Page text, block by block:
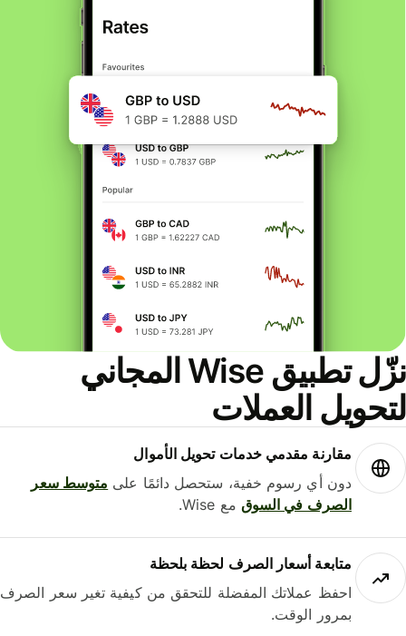
نزّل تطبيق Wise المجاني
العملات
مقارنة مقدمي خدمات تحويل الأموال
دون أي رسوم خفية، ستحصل دائمًا علىمتوسط ​​سعر
الصرف في السوقمع Wise.
متابعة أسعار الصرف لحظة بلحظة
احفظ عملاتك المفضلة للتحقق من كيفية تغير سعر الصرف
بمرور الوقت.